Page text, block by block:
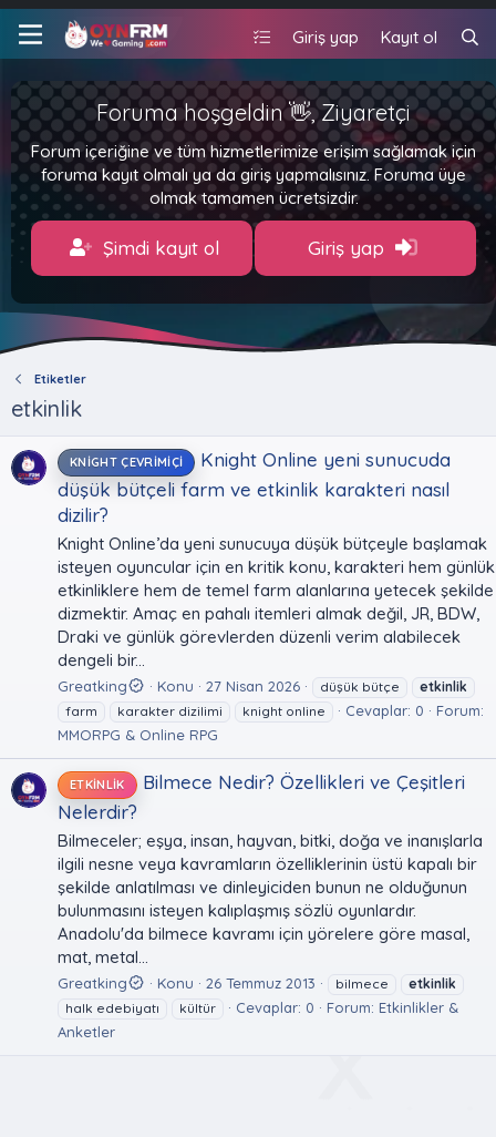
Giriş yap Kayıt ol
Foruma hoşgeldin 👋, Ziyaretçi
Forum içeriğine ve tüm hizmetlerimize erişim sağlamak için
foruma kayıt olmalı ya da giriş yapmalısınız. Foruma üye
olmak tamamen ücretsizdir.
Şimdi kayıt ol Giriş yap
Etiketler
etkinlik
KNIGHT ÇEVRIMIÇI
Knight Online yeni sunucuda
düşük bütçeli farm ve etkinlik karakteri nasıl
dizilir?
Knight Online’da yeni sunucuya düşük bütçeyle başlamak
isteyen oyuncular için en kritik konu, karakteri hem günlük
etkinliklere hem de temel farm alanlarına yetecek şekilde
dizmektir. Amaç en pahalı itemleri almak değil, JR, BDW,
Draki ve günlük görevlerden düzenli verim alabilecek
dengeli bir...
Greatking Konu 27 Nisan 2026 düşük bütçe
etkinlik
farm
karakter dizilimi knight online Cevaplar: 0
Forum:
MMORPG & Online RPG
ETKINLIK
Bilmece Nedir? Özellikleri ve Çeşitleri
Nelerdir?
Bilmeceler; eşya, insan, hayvan, bitki, doğa ve inanışlarla
ilgili nesne veya kavramların özelliklerinin üstü kapalı bir
şekilde anlatılması ve dinleyiciden bunun ne olduğunun
bulunmasını isteyen kalıplaşmış sözlü oyunlardır.
Anadolu'da bilmece kavramı için yörelere göre masal,
mat, metal...
Greatking Konu 26 Temmuz 2013 bilmece
etkinlik
halk edebiyatı
kültür Cevaplar: 0 Forum: Etkinlikler &
Anketler